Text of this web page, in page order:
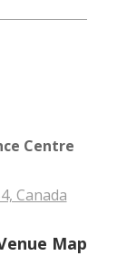
Centre
Canada
Map